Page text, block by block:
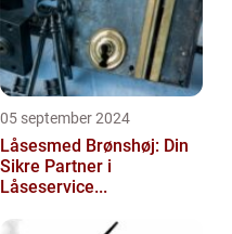
05 september 2024
Låsesmed Brønshøj: Din
Sikre Partner i
Låseservice...